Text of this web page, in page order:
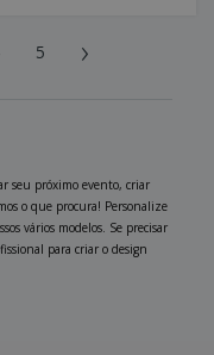
5 ›
seu próximo evento, criar
o que procura! Personalize
vários modelos. Se precisar
para criar o design